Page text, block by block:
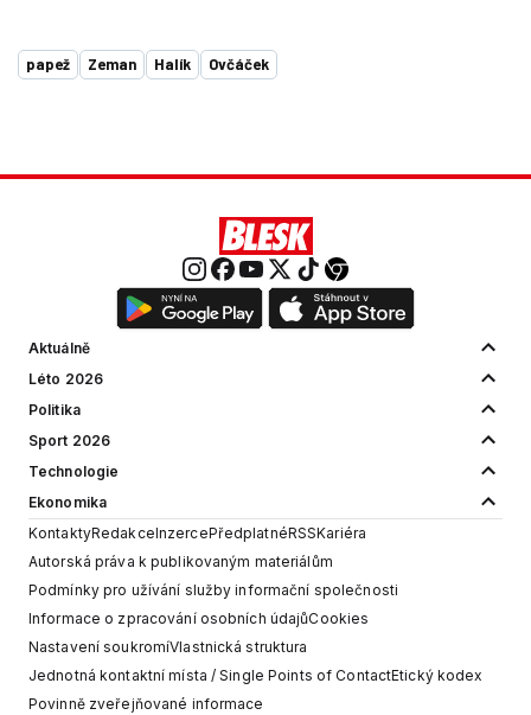
papež Zeman Halík Ovčáček
Aktuálně
Léto 2026
Politika
Sport 2026
Technologie
Ekonomika
KontaktyRedakceInzercePředplatnéRSSKariéra
Autorská práva k publikovaným materiálům
Podmínky pro užívání služby informační společnosti
Informace o zpracování osobních údajůCookies
Nastavení soukromíVlastnická struktura
Jednotná kontaktní místa / Single Points of ContactEtický kodex
Povinně zveřejňované informace